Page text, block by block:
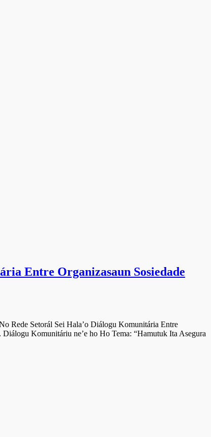
Entre Organizasaun Sosiedade
Sei Hala’o Diálogu Komunitária Entre
Komunitáriu ne’e ho Ho Tema: “Hamutuk Ita Asegura